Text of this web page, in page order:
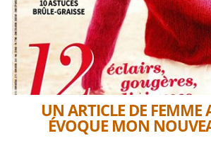
UN ARTICLE DE FEMME
ÉVOQUE MON